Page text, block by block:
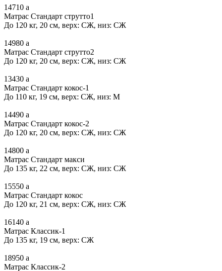
14710 a
Матрас Стандарт струтто1
До 120 кг, 20 см, верх: СЖ, низ: СЖ
14980 a
Матрас Стандарт струтто2
До 120 кг, 20 см, верх: СЖ, низ: СЖ
13430 a
Матрас Стандарт кокос-1
До 110 кг, 19 см, верх: СЖ, низ: М
14490 a
Матрас Стандарт кокос-2
До 120 кг, 20 см, верх: СЖ, низ: СЖ
14800 a
Матрас Стандарт макси
До 135 кг, 22 см, верх: СЖ, низ: СЖ
15550 a
Матрас Стандарт кокос
До 120 кг, 21 см, верх: СЖ, низ: СЖ
16140 a
Матрас Классик-1
До 135 кг, 19 см, верх: СЖ
18950 a
Матрас Классик-2